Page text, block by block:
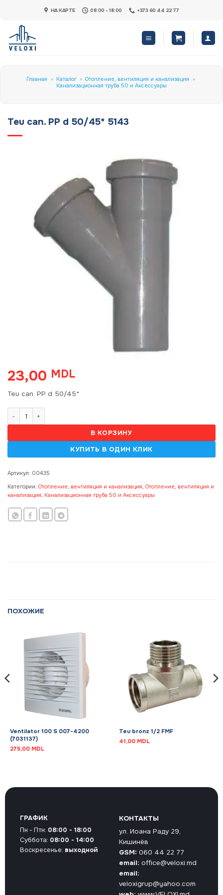
content
НА КАРТЕ 08:00 - 18:00 +373 60 44 22 77
Главная » Каталог » Отопление, вентиляция и канализация
»
Канализационная труба 50 и Аксессуары
Teu can. PP d 50/45* 5143
23,00 MDL
Teu can. PP d 50/45*
В КОРЗИНУ
Артикул: 00435
Категории: Отопление, вентиляция и канализация, Отопление, вентиляция и
канализация, Канализационная труба 50 и Аксессуары
ПОХОЖИЕ
Ventilator 100 S 007-4200
(7031137)
275,00 MDL
Teu bronz 1/2 FMF
41,00 MDL
КОНТАКТЫ
ул. Иоана Раду 29,
Кишинёв
GSM: 060 44 22 77
email: office@veloxi.md
email:
veloxigrup@yahoo.com
ГРАФИК
Пн - Птн: 08:00 - 18:00
Суббота: 08:00 - 14:00
Воскресенье: выходной